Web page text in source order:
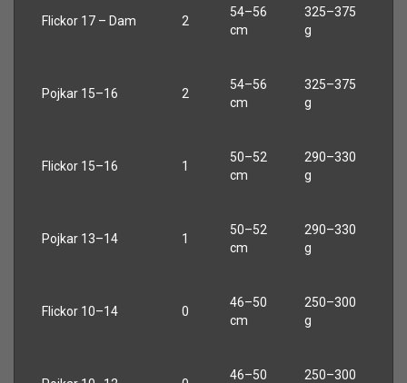
Flickor 17 – Dam 2
54–56
cm
325–375
g
Pojkar 15–16 2
54–56
cm
325–375
g
Flickor 15–16 1
50–52
cm
290–330
g
Pojkar 13–14 1
50–52
cm
290–330
g
Flickor 10–14 0
46–50
cm
250–300
g
46–50 250–300